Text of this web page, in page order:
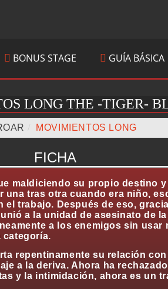
BONUS STAGE GUÍA BÁSICA
LONG THE -TIGER-
MOVIMIENTOS LONG
FICHA
maldiciendo su propio destino
una tras otra cuando era niño,
el trabajo. Después de eso,
a la unidad de asesinato de
a los enemigos sin
categoría.
repentinamente su relación
a la deriva. Ahora ha
y la intimidación, ahora es un